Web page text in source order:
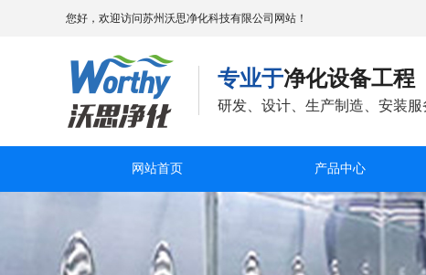
您好，欢迎访问苏州沃思净化科技有限公司网站！
专业于净化设备工程
研发、设计、生产制造、安装
网站首页 产品中心